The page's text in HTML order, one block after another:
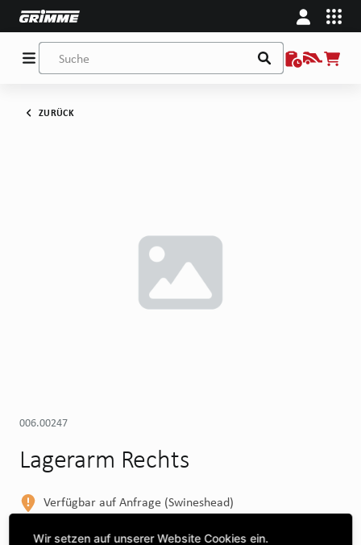
ZURÜCK
006.00247
Lagerarm Rechts
Verfügbar auf Anfrage (Swineshead)
Wir setzen auf unserer Website Cookies ein.